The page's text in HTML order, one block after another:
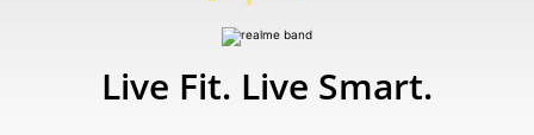
realme Band
Live Fit. Live Smart.